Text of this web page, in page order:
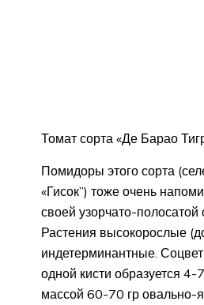
Томат сорта «Де Барао
Помидоры этого сорта
«Гисок”) тоже очень
своей узорчато-полосатой
Растения высокорослые
индетерминантные.
одной кисти образуется
массой 60-70 гр овально-